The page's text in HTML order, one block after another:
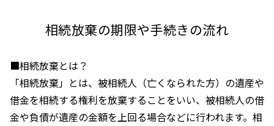
相続放棄の期限や手続きの流れ
■相続放棄とは？
「相続放棄」とは、被相続人（亡くなられた方）の遺産や
借金を相続する権利を放棄することをいい、被相続人の借
金や負債が遺産の金額を上回る場合などに行われます。相